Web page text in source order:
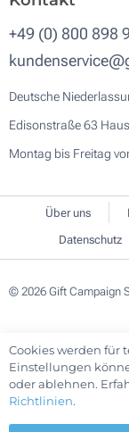
+49 (0) 800 898
Deutsche
Edisonstraße 63
Montag bis Freitag
Über uns
Datenschutz
© 2026 Gift Campaign
Cookies werden für
Einstellungen
oder ablehnen.
Richtlinien.